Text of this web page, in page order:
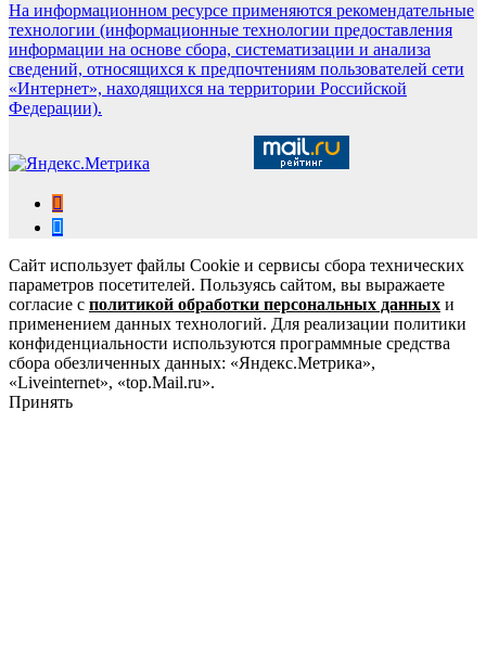
На информационном ресурсе применяются рекомендательные
технологии (информационные технологии предоставления
информации на основе сбора, систематизации и анализа
сведений, относящихся к предпочтениям пользователей сети
«Интернет», находящихся на территории Российской
Федерации).
Сайт использует файлы Cookie и сервисы сбора технических
параметров посетителей. Пользуясь сайтом, вы выражаете
согласие с политикой обработки персональных данных и
применением данных технологий. Для реализации политики
конфиденциальности используются программные средства
сбора обезличенных данных: «Яндекс.Метрика»,
«Liveinternet», «top.Mail.ru».
Принять